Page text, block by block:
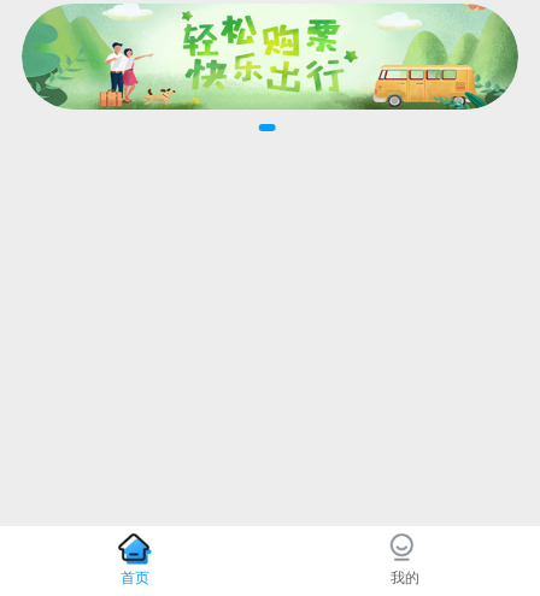
首页 我的